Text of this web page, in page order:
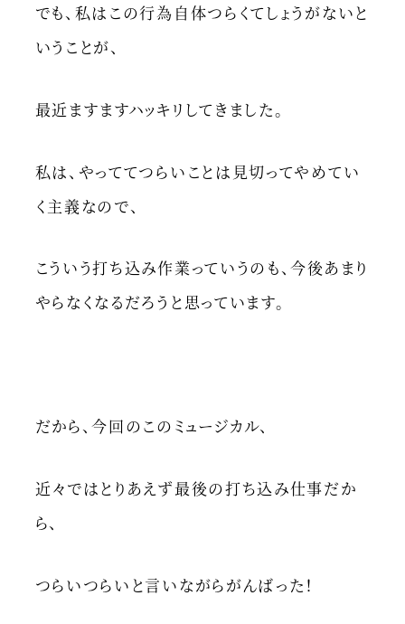
でも、私はこの行為自体つらくてしょうがないと
いうことが、
最近ますますハッキリしてきました。
私は、やっててつらいことは見切ってやめてい
く主義なので、
こういう打ち込み作業っていうのも、今後あまり
やらなくなるだろうと思っています。
だから、今回のこのミュージカル、
近々ではとりあえず最後の打ち込み仕事だか
ら、
つらいつらいと言いながらがんばった！